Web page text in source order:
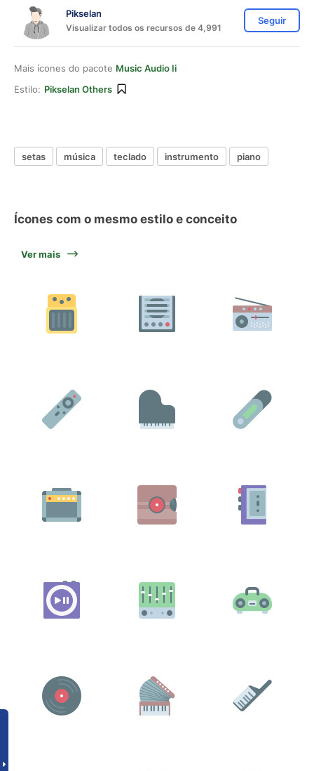
Pikselan
Visualizar todos os recursos de 4,991
Seguir
Mais ícones do pacote Music Audio Ii
Estilo: Pikselan Others
setas música teclado instrumento piano
Ícones com o mesmo estilo e conceito
Ver mais